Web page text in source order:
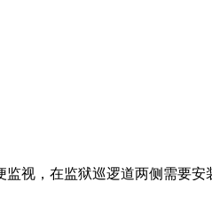
视，在监狱巡逻道两侧需要